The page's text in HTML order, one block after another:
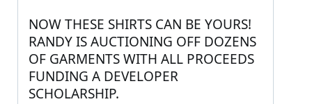
NOW THESE SHIRTS CAN BE YOURS!
RANDY IS AUCTIONING OFF DOZENS
OF GARMENTS WITH ALL PROCEEDS
FUNDING A DEVELOPER
SCHOLARSHIP.